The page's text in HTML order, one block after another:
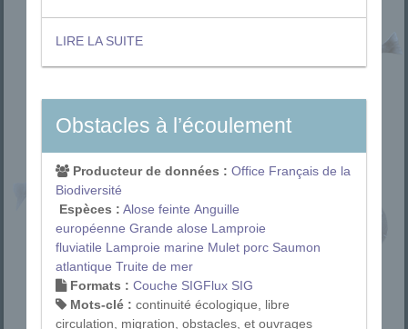
LIRE LA SUITE
Obstacles à l’écoulement
Producteur de données : Office Français de la
Biodiversité
Espèces : Alose feinte Anguille
européenne Grande alose Lamproie
fluviatile Lamproie marine Mulet porc Saumon
atlantique Truite de mer
Formats : Couche SIGFlux SIG
Mots-clé : continuité écologique, libre
circulation, migration, obstacles, et ouvrages